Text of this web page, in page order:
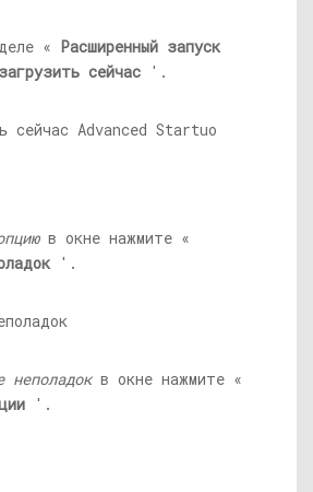
« Расширенный запуск
сейчас '.
в окне нажмите «
'.
неполадокв окне нажмите «
'.